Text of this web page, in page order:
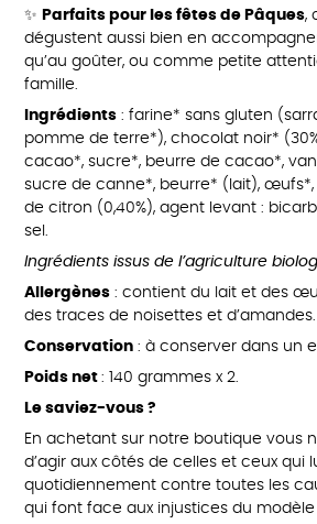
✨ Parfaits pour les fêtes de Pâques,
dégustent aussi bien en
qu’au goûter, ou comme petite
famille.
Ingrédients: farine* sans gluten
pomme de terre*), chocolat noir*
cacao*, sucre*, beurre de cacao*,
sucre de canne*, beurre* (lait), œufs*,
de citron (0,40%), agent levant :
sel.
Ingrédients issus de l’agriculture
Allergènes: contient du lait et des
des traces de noisettes et d’amandes.
Conservation: à conserver dans un
Poids net : 140 grammes x 2.
Le saviez-vous ?
En achetant sur notre boutique vous
d’agir aux côtés de celles et ceux qui
quotidiennement contre toutes les
qui font face aux injustices du